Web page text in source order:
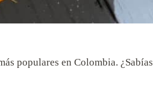
populares en Colombia. ¿Sabías